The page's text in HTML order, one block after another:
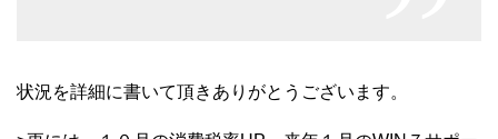
状況を詳細に書いて頂きありがとうございます。